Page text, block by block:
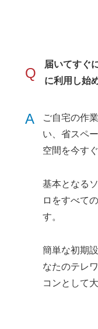
Q
届いてすぐ
に利用し始
A
ご自宅の作
い、省スペ
空間を今す
基本となる
ロをすべて
す。
簡単な初期
なたのテレ
コンとして